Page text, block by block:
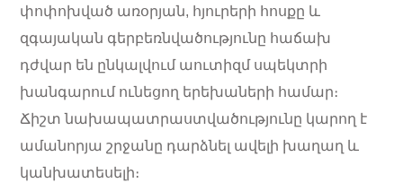
փոփոխված առօրյան, հյուրերի հոսքը և
զգայական գերբեռնվածությունը հաճախ
դժվար են ընկալվում աուտիզմ սպեկտրի
խանգարում ունեցող երեխաների համար։
Ճիշտ նախապատրաստվածությունը կարող է
ամանորյա շրջանը դարձնել ավելի խաղաղ և
կանխատեսելի։